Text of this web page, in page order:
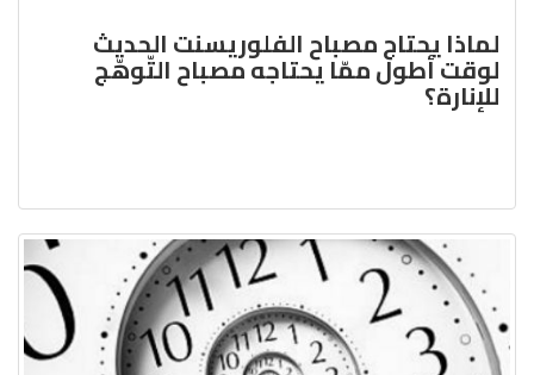
لماذا يحتاج مصباح الفلوريسنت الحديث
لوقت أطول ممّا يحتاجه مصباح التّوهّج
للإنارة؟